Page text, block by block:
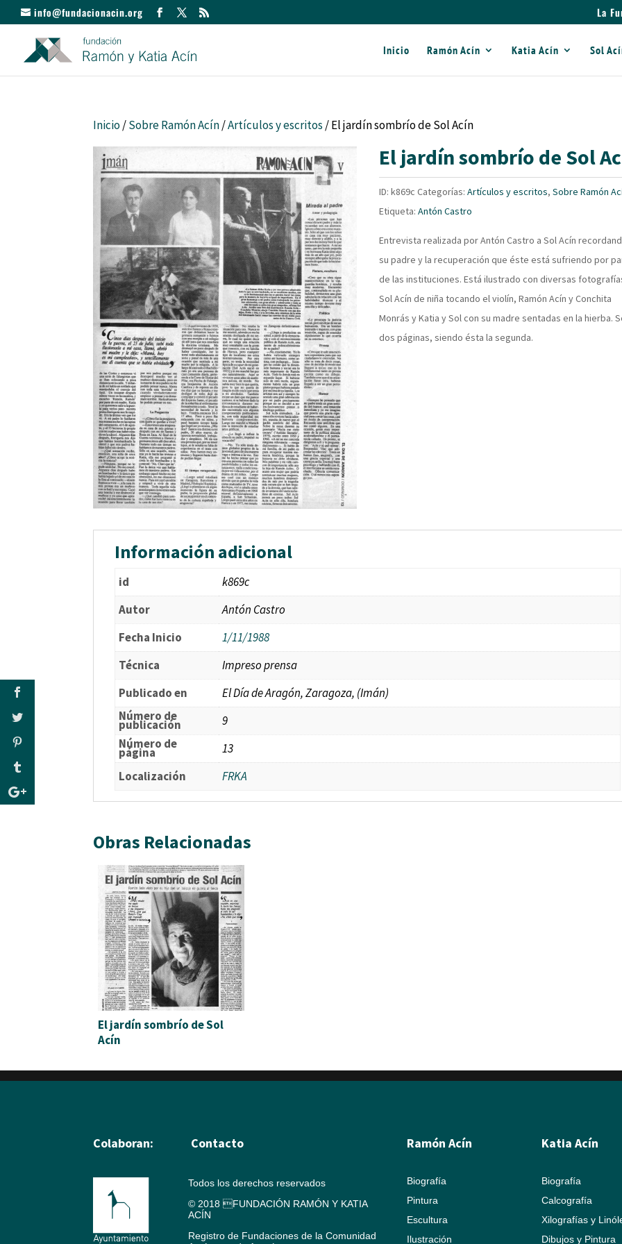
info@fundacionacin.org La
Inicio Ramón Acín Katia Acín Sol
Inicio/Sobre Ramón Acín/Artículos y escritos / El jardín sombrío de Sol Acín
El jardín sombrío de Sol
ID:k869c Categorías:Artículos y escritos,Sobre Ramón
Etiqueta:Antón Castro
Entrevista realizada por Antón Castro a Sol Acín
su padre y la recuperación que éste está sufriendo por
de las instituciones. Está ilustrado con diversas
Sol Acín de niña tocando el violín, Ramón Acín y Conchita
Monrás y Katia y Sol con su madre sentadas en la hierba.
dos páginas, siendo ésta la segunda.
Información adicional
id
k869c
Autor
Antón Castro
Fecha Inicio
1/11/1988
Técnica
Impreso prensa
Publicado en
El Día de Aragón, Zaragoza, (Imán)
Número de
publicación
9
Número de
página
13
Localización
FRKA
Obras Relacionadas
El jardín sombrío de Sol
Acín
Colaboran: Contacto
Todos los derechos reservados
© 2018 FUNDACIÓN RAMÓN Y KATIA
ACÍN
Registro de Fundaciones de la Comunidad
Ramón Acín
Biografía
Pintura
Escultura
Ilustración
Katia Acín
Biografía
Calcografía
Xilografías y
Dibujos y Pintura